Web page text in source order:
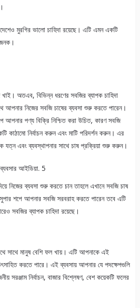
মুরগির ভালো চাহিদা রয়েছে। এটি এমন একটি
অতএব, বিভিন্ন ধরণের সবজির ব্যাপক চাহিদা
আপনার নিজের সবজি চাষের ব্যবসা শুরু করতে পারেন।
আপনার পণ্য বিক্রি নিশ্চিত করা উচিত, কারণ সবজি
কাঠামো নির্বাচন করুন এবং মাটি পরিদর্শন করুন। এর
যত্ন এবং ব্যবস্থাপনার সাথে চাষ প্রক্রিয়া শুরু করুন।
নিজের ব্যবসা শুরু করতে চান তাহলে এখানে সবজি চাষ
শপে আপনার সবজি সরবরাহ করতে পারেন তবে এটি
সবজির ব্যাপক চাহিদা রয়েছে।
সাথে মানুষ বেশি ফল খায়। এটি আপনাকে এই
করতে পারে। এই ব্যবসায় আপনার যে পদক্ষেপগুলি
সরঞ্জাম নির্বাচন, বাজার বিশ্লেষণ, বেশ কয়েকটি ফলের